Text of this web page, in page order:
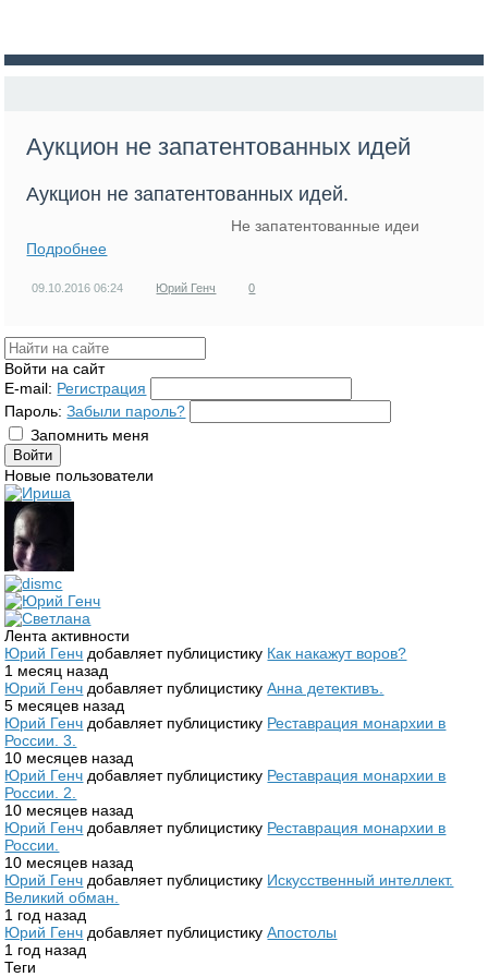
Аукцион не запатентованных идей
Аукцион не запатентованных идей.
Не запатентованные идеи
Подробнее
09.10.201606:24 Юрий Генч 0
Войти на сайт
E-mail: Регистрация
Пароль: Забыли пароль?
Запомнить меня
Новые пользователи
Лента активности
Юрий Генч добавляет публицистику Как накажут воров?
1 месяц назад
Юрий Генч добавляет публицистикуАнна детективъ.
5 месяцев назад
Юрий Генч добавляет публицистику Реставрация монархии в
России. 3.
10 месяцев назад
Юрий Генч добавляет публицистику Реставрация монархии в
России. 2.
10 месяцев назад
Юрий Генч добавляет публицистику Реставрация монархии в
России.
10 месяцев назад
Юрий Генч добавляет публицистику Искусственный интеллект.
Великий обман.
1 год назад
Юрий Генч добавляет публицистикуАпостолы
1 год назад
Теги